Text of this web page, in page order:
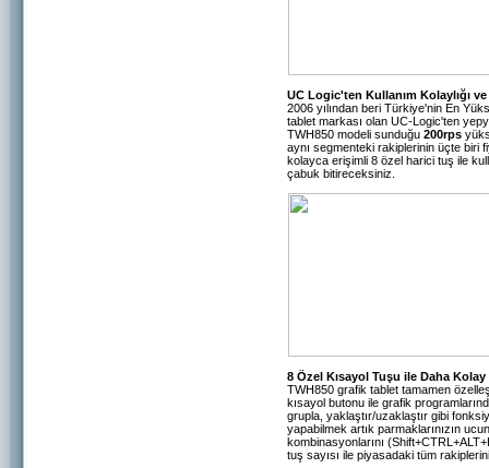
UC Logic'ten Kullanım Kolaylığı
2006 yılından beri Türkiye'nin En
tablet markası olan UC-Logic'ten
TWH850 modeli sunduğu200rps
aynı segmenteki rakiplerinin üçte biri
kolayca erişimli 8 özel harici tuş ile
çabuk bitireceksiniz.
8 Özel Kısayol Tuşu ile Daha
TWH850 grafik tablet tamamen
kısayol butonu ile grafik
grupla, yaklaştır/uzaklaştır gibi
yapabilmek artık parmaklarınızın
kombinasyonlarını
tuş sayısı ile piyasadaki tüm